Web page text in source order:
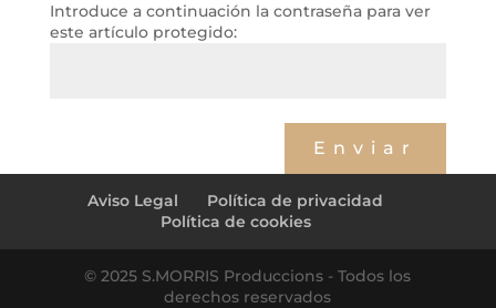
Introduce a continuación la contraseña para ver
este artículo protegido:
Enviar
Aviso Legal
Política de privacidad
Política de cookies
© 2025 S.MORRIS Produccions - Todos los
derechos reservados